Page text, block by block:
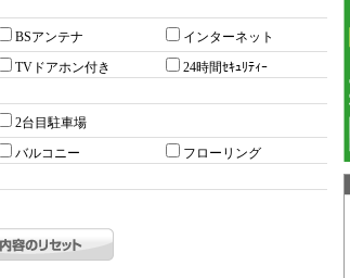
BSアンテナ インターネット
TVドアホン付き
24時間ｾｷｭﾘﾃｨｰ
2台目駐車場
バルコニー
フローリング